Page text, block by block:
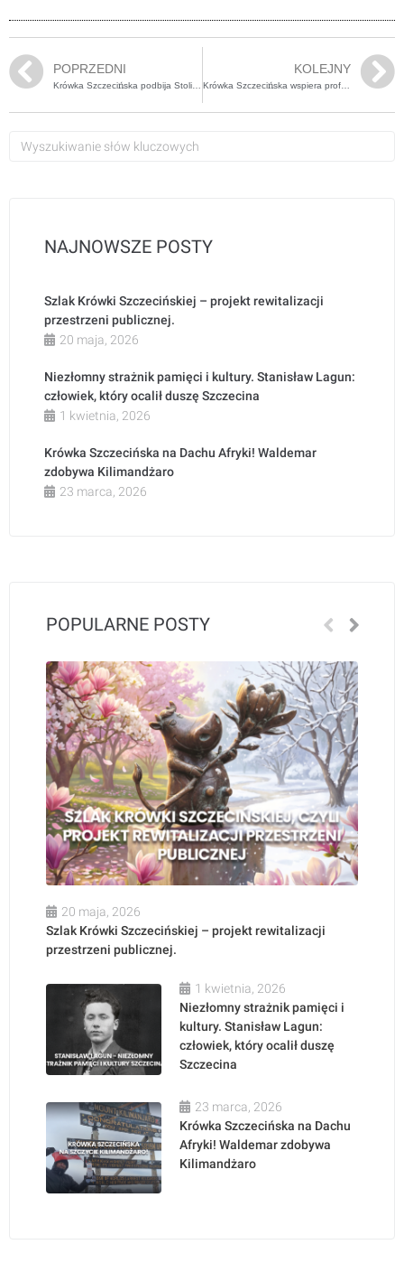
POPRZEDNI KOLEJNY
Krówka Szczecińska wspiera profilaktykę: jak jeden pracodawca inspiruje zmianę
NAJNOWSZE POSTY
Szlak Krówki Szczecińskiej – projekt rewitalizacji
przestrzeni publicznej.
20 maja, 2026
Niezłomny strażnik pamięci i kultury. Stanisław Lagun:
człowiek, który ocalił duszę Szczecina
1 kwietnia, 2026
Krówka Szczecińska na Dachu Afryki! Waldemar
zdobywa Kilimandżaro
23 marca, 2026
POPULARNE POSTY
20 maja, 2026
Szlak Krówki Szczecińskiej – projekt rewitalizacji
przestrzeni publicznej.
1 kwietnia, 2026
Niezłomny strażnik pamięci i
kultury. Stanisław Lagun:
człowiek, który ocalił duszę
Szczecina
23 marca, 2026
Krówka Szczecińska na Dachu
Afryki! Waldemar zdobywa
Kilimandżaro